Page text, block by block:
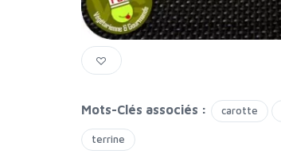
Mots-Clés associés : carotte
terrine